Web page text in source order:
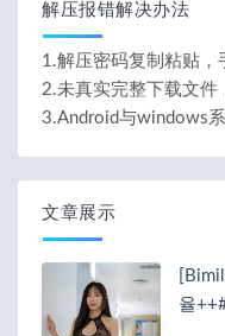
解压报错解决办法
1.解压密码复制粘贴，
2.未真实完整下载文件
3.Android与windows
文章展示
율